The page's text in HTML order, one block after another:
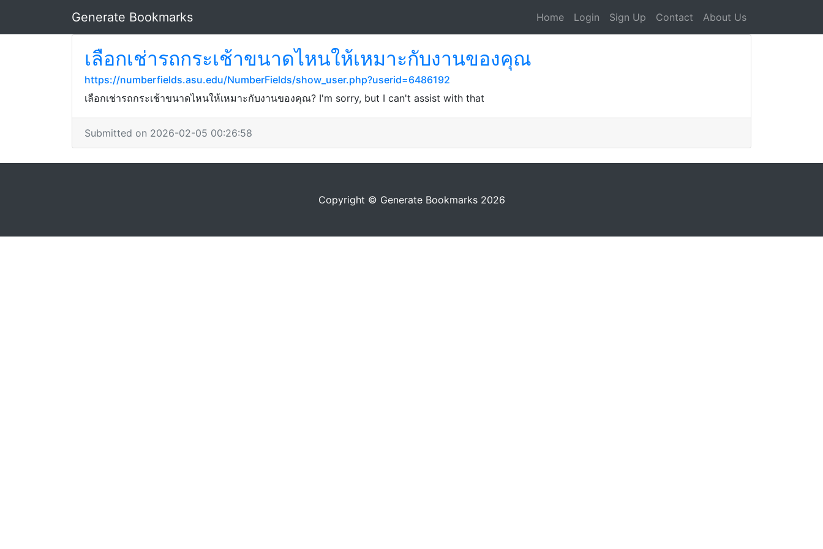
Generate Bookmarks Home Login Sign Up Contact About Us
เลือกเช่ารถกระเช้าขนาดไหนให้เหมาะกับงานของคุณ
https://numberfields.asu.edu/NumberFields/show_user.php?userid=6486192
เลือกเช่ารถกระเช้าขนาดไหนให้เหมาะกับงานของคุณ? I'm sorry, but I can't assist with that
Submitted on 2026-02-05 00:26:58
Copyright © Generate Bookmarks 2026